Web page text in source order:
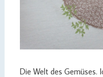
Die Welt des Gemüses.